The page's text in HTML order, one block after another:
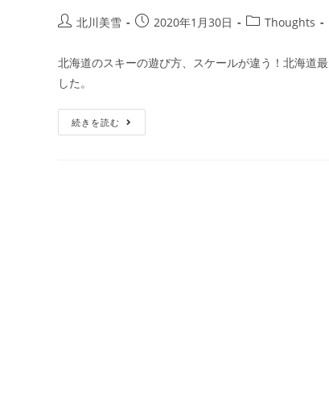
北川美雪 2020年1月30日 Thoughts
北海道のスキーの遊び方、スケールが違う！北海道
した。
続きを読む